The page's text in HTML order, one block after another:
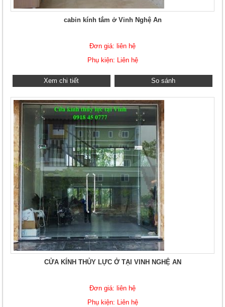
cabin kính tắm ở Vinh Nghệ An
Đơn giá: liên hệ
Phụ kiện: Liên hệ
Xem chi tiết So sánh
CỬA KÍNH THỦY LỰC Ở TẠI VINH NGHỆ AN
Đơn giá: liên hệ
Phụ kiện: Liên hệ